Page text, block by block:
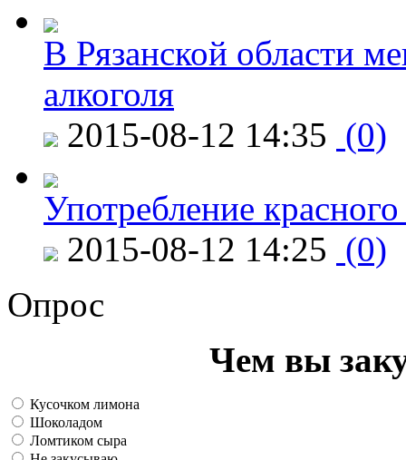
В Рязанской области
алкоголя
2015-08-12 14:35 (0)
Употребление
2015-08-12 14:25 (0)
Опрос
Чем вы
Кусочком лимона
Шоколадом
Ломтиком сыра